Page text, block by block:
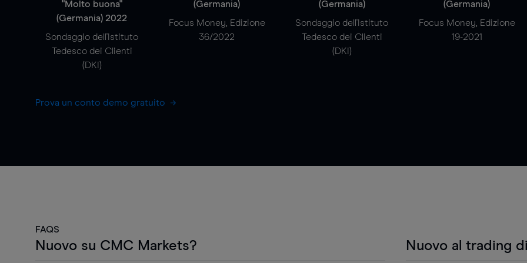
"Molto buona"
(Germania) 2022
Sondaggio dell'Istituto
Tedesco dei Clienti
(DKI)
(Germania)
Focus Money, Edizione
36/2022
(Germania)
Sondaggio dell'Istituto
Tedesco dei Clienti
(DKI)
(Germania)
Focus Money, Edizione
19-2021
Prova un conto demo gratuito
FAQS
Nuovo su CMC Markets? Nuovo al trading